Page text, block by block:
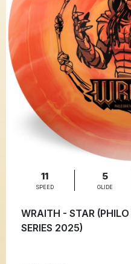
11
SPEED
5
GLIDE
WRAITH - STAR
SERIES 2025)